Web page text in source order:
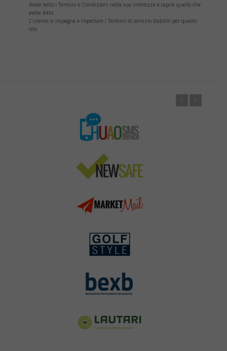
Avete letto i Termini e Condizioni nella sua interezza e capire quello che
avete letto.
L’utente si impegna a rispettare i Termini di servizio stabiliti per questo
sito